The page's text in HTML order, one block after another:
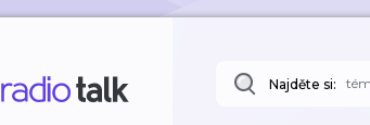
Najděte si: